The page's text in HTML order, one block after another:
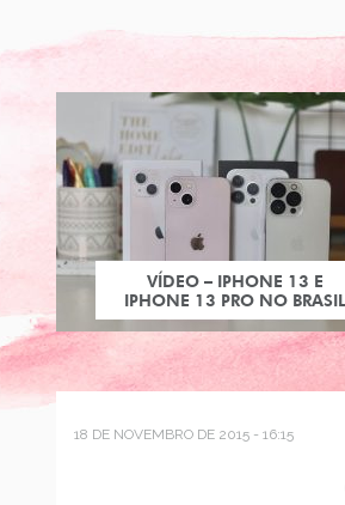
VÍDEO – IPHONE 13 E
IPHONE 13 PRO NO BRASIL
18 DE NOVEMBRO DE 2015 - 16:15